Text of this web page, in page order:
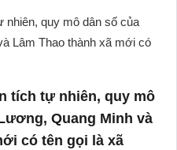
nhiên, quy mô dân số của
Lâm Thao thành xã mới có
tích tự nhiên, quy mô
Quang Minh và
có tên gọi là xã